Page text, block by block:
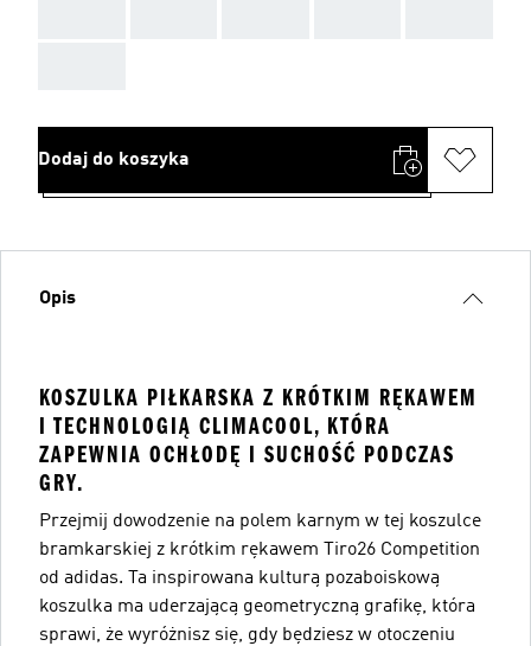
Dodaj do koszyka
Opis
KOSZULKA PIŁKARSKA Z KRÓTKIM RĘKAWEM
I TECHNOLOGIĄ CLIMACOOL, KTÓRA
ZAPEWNIA OCHŁODĘ I SUCHOŚĆ PODCZAS
GRY.
Przejmij dowodzenie na polem karnym w tej koszulce
bramkarskiej z krótkim rękawem Tiro26 Competition
od adidas. Ta inspirowana kulturą pozaboiskową
koszulka ma uderzającą geometryczną grafikę, która
sprawi, że wyróżnisz się, gdy będziesz w otoczeniu